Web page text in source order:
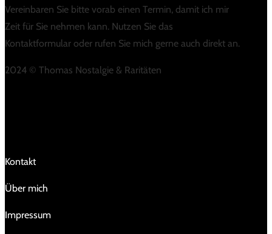
Vereinbaren Sie bitte vorab einen Termin, damit ich mir
Zeit für Sie nehmen kann. Nutzen Sie das
Kontaktformular oder rufen Sie mich gerne auch direkt an.
2024 © Thomas Nostalgie & Raritäten
Kontakt
Über mich
Impressum